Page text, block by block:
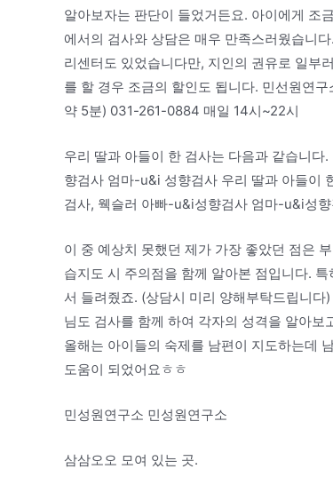
알아보자는 판단이 들었거든요. 아이에게 조
에서의 검사와 상담은 매우 만족스러웠습니
리센터도 있었습니다만, 지인의 권유로 일부
를 할 경우 조금의 할인도 됩니다. 민선원연
약 5분) 031-261-0884 매일 14시~22시
우리 딸과 아들이 한 검사는 다음과 같습니
향검사 엄마-u&i 성향검사 우리 딸과 아들
검사, 웩슬러 아빠-u&i성향검사 엄마-u&i성
이 중 예상치 못했던 제가 가장 좋았던 점은
습지도 시 주의점을 함께 알아본 점입니다.
서 들려줬죠. (상담시 미리 양해부탁드립니
님도 검사를 함께 하여 각자의 성격을 알아
올해는 아이들의 숙제를 남편이 지도하는데
도움이 되었어요ㅎㅎ
민성원연구소 민성원연구소
삼삼오오 모여 있는 곳.